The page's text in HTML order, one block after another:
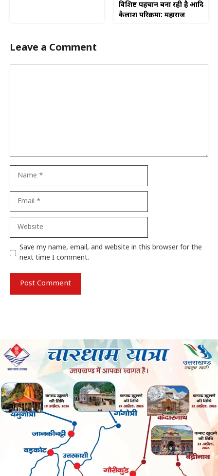
विशिष्ट पहचान बना रही है आदि
कैलाश परिक्रमा: महाराज
Leave a Comment
Website
Save my name, email, and website in this browser for the
next time I comment.